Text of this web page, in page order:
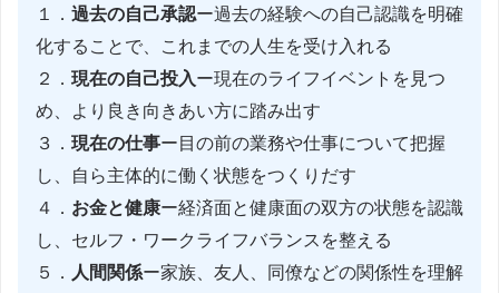
１． 過去の自己承認ー過去の経験への自己認識を明確
化することで、これまでの人生を受け入れる
２． 現在の自己投入ー現在のライフイベントを見つ
め、より良き向きあい方に踏み出す
３． 現在の仕事ー目の前の業務や仕事について把握
し、自ら主体的に働く状態をつくりだす
４． お金と健康ー経済面と健康面の双方の状態を認識
し、セルフ・ワークライフバランスを整える
５． 人間関係ー家族、友人、同僚などの関係性を理解